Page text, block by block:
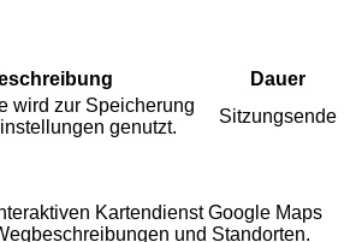
Dauer
wird zur Speicherung
genutzt.
Sitzungsende
Kartendienst Google Maps
und Standorten.